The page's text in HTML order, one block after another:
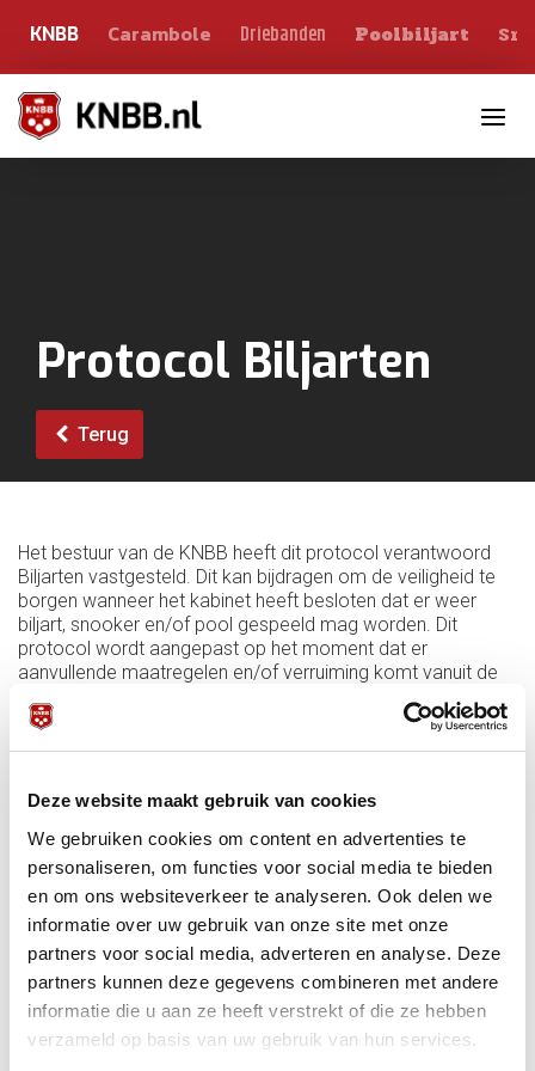
Deze website maakt gebruik van cookies
We gebruiken cookies om content en advertenties te
personaliseren, om functies voor social media te bieden
en om ons websiteverkeer te analyseren. Ook delen we
informatie over uw gebruik van onze site met onze
partners voor social media, adverteren en analyse. Deze
partners kunnen deze gegevens combineren met andere
informatie die u aan ze heeft verstrekt of die ze hebben
verzameld op basis van uw gebruik van hun services.
KNBB Carambole Driebanden Poolbiljart
Protocol Biljarten
Terug
Het bestuur van de KNBB heeft dit protocol verantwoord
Biljarten vastgesteld. Dit kan bijdragen om de veiligheid te
borgen wanneer het kabinet heeft besloten dat er weer
biljart, snooker en/of pool gespeeld mag worden. Dit
protocol wordt aangepast op het moment dat er
aanvullende maatregelen en/of verruiming komt vanuit de
overheid of dat er vanuit de praktijk blijkt dat aanscherping
nodig is. Het protocol Verantwoord Biljarten is niet
raadplegen zoals het Protocol Horeca van KHN en het
Protocol Sport van NOC*NSF.
Protocol verantwoord biljarten 18 februari 2022
Protocol verantwoord biljarten 26 januari 2022
Protocol verantwoord biljarten 15 januari 2022
Protocol verantwoord biljarten 6 november 2021
Protocol Verantwoord Biljarten 25 september 2021
Protocol Verantwoord Biljarten 19 mei 2021
Protocol Verantwoord Biljarten 5 juni 2021